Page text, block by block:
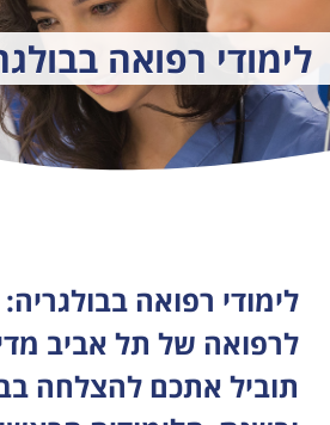
לימודי רפואה
לימודי רפואה
לרפואה של תל אביב
תוביל אתכם להצלחה